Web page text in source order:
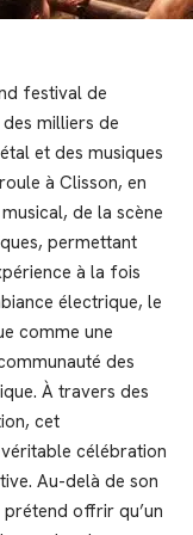
festival de
milliers de
et des musiques
à Clisson, en
de la scène
permettant
à la fois
électrique, le
comme une
des
À travers des
cet
célébration
Au-delà de son
offrir qu’un